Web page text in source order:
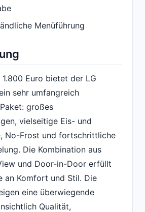
Menüführung
Euro bietet der LG
sehr umfangreich
großes
vielseitige Eis- und
No-Frost und fortschrittliche
Die Kombination aus
und Door-in-Door erfüllt
an Komfort und Stil. Die
eine überwiegende
Qualität,